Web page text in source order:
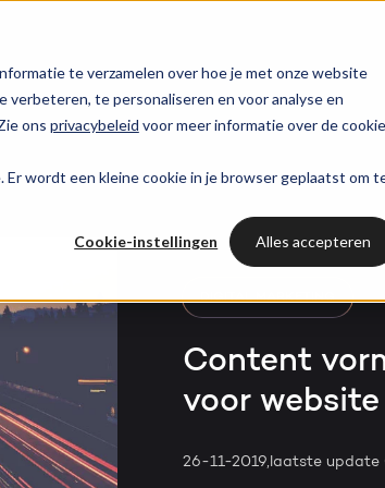
te verzamelen over hoe je met onze website
te personaliseren en voor analyse en
ons privacybeleid voor meer informatie over de
wordt een kleine cookie in je browser geplaatst om
Cookie-instellingen Alles accepteren
HubSpot websites
Modules & templates
Growth-driven design
partner
Gratis
HUBSPOT NIEUWSBRIEF
Op de hoogte
HubSpot nieuws?
Schrijf je nu in!
HubSpot integraties
HubSpot trainingen
Branches
WELKOM BIJ BRIGHT
Inspiratie
LAAT JE INSPIREREN
HubSpot
DIGITAL MARKETING
Content
voor
26-11-2019, laatste